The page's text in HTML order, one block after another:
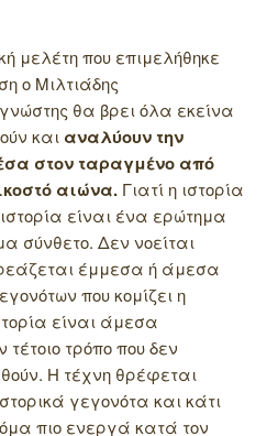
μελέτη που επιμελήθηκε
ο Μιλτιάδης
θα βρει όλα εκείνα
και αναλύουν την
στον ταραγμένο από
αιώνα. Γιατί η ιστορία
είναι ένα ερώτημα
σύνθετο. Δεν νοείται
έμμεσα ή άμεσα
που κομίζει η
είναι άμεσα
τρόπο που δεν
Η τέχνη θρέφεται
γεγονότα και κάτι
πιο ενεργά κατά τον